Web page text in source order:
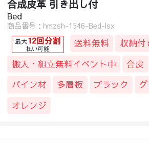
合成皮革 引き出し付
Bed
商品番号：hmzsh-1546-Bed-lsx
送料無料
収納付
搬入・組立無料イベント中
合皮
パイン材
多層板 ブラック
オレンジ